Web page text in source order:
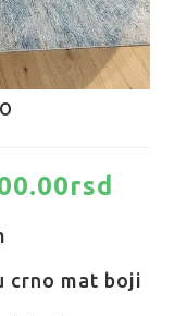
rsd
crno mat boji